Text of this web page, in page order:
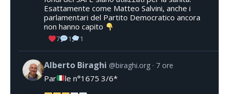
Esattamente come Matteo Salvini, anche i
parlamentari del Partito Democratico ancora
non hanno capito
7 1 1
Alberto Biraghi @biraghi.org 7 ore
Par le n°1675 3/6*